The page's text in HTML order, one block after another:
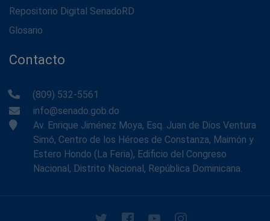
Repositorio Digital SenadoRD
Glosario
Contacto
(809) 532-5561
info@senado.gob.do
Av. Enrique Jiménez Moya, Esq. Juan de Dios Ventura
Simó, Centro de los Héroes de Constanza, Maimón y
Estero Hondo (La Feria), Edificio del Congreso
Nacional, Distrito Nacional, República Dominicana.